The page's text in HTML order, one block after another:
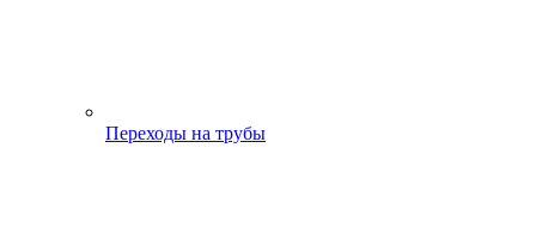
Переходы на трубы